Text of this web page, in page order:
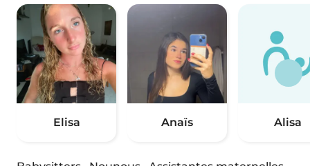
Elisa Anaïs Alisa